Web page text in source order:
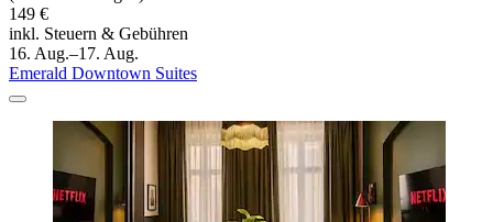
149 €
inkl. Steuern & Gebühren
16. Aug.–17. Aug.
Emerald Downtown Suites